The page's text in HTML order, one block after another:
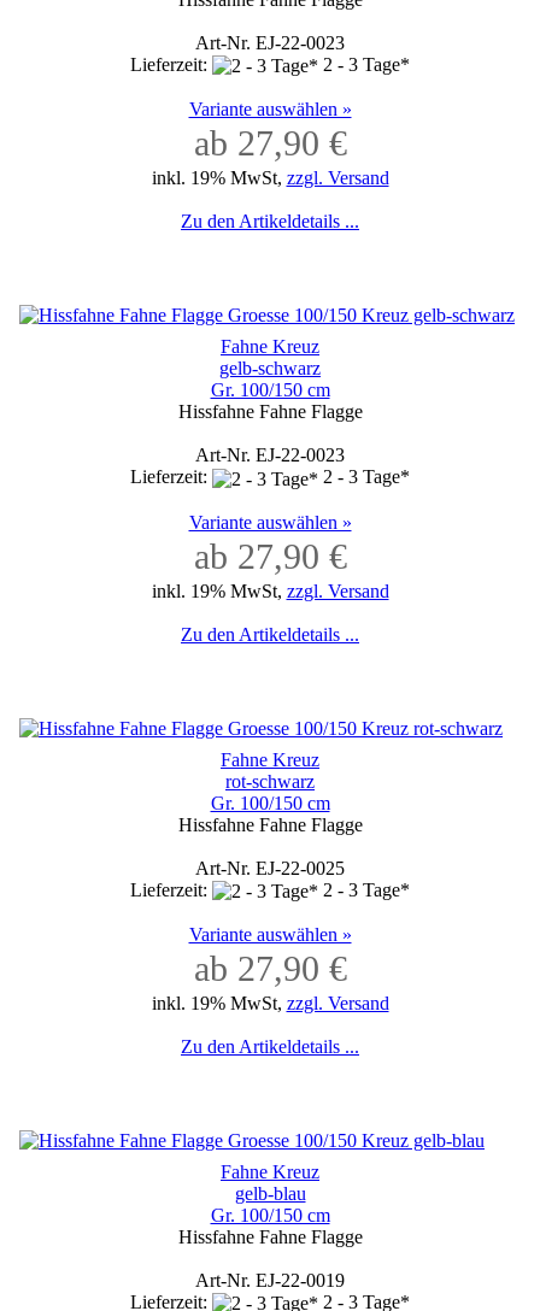
Art-Nr. EJ-22-0023
Lieferzeit:
2 - 3 Tage*
Variante auswählen »
ab 27,90 €
inkl. 19% MwSt, zzgl. Versand
Zu den Artikeldetails ...
Fahne Kreuz
gelb-schwarz
Gr. 100/150 cm
Hissfahne Fahne Flagge
Art-Nr. EJ-22-0023
Lieferzeit:
2 - 3 Tage*
Variante auswählen »
ab 27,90 €
inkl. 19% MwSt, zzgl. Versand
Zu den Artikeldetails ...
Fahne Kreuz
rot-schwarz
Gr. 100/150 cm
Hissfahne Fahne Flagge
Art-Nr. EJ-22-0025
Lieferzeit:
2 - 3 Tage*
Variante auswählen »
ab 27,90 €
inkl. 19% MwSt, zzgl. Versand
Zu den Artikeldetails ...
Fahne Kreuz
gelb-blau
Gr. 100/150 cm
Hissfahne Fahne Flagge
Art-Nr. EJ-22-0019
Lieferzeit:
2 - 3 Tage*